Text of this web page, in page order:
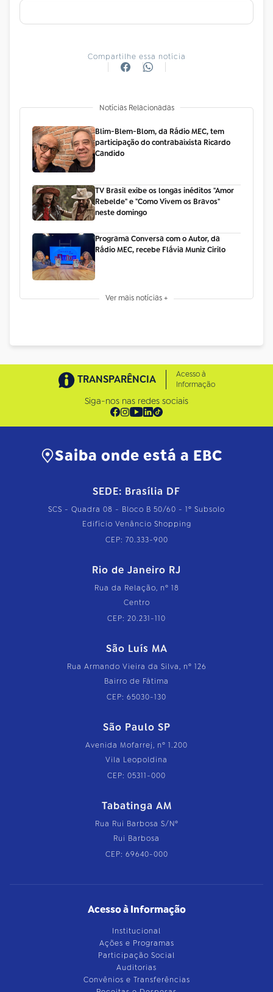
Compartilhe essa notícia
Notícias Relacionadas
Blim-Blem-Blom, da Rádio MEC, tem
participação do contrabaixista Ricardo
Candido
TV Brasil exibe os longas inéditos "Amor
Rebelde" e "Como Vivem os Bravos"
neste domingo
Programa Conversa com o Autor, da
Rádio MEC, recebe Flávia Muniz Cirilo
Ver mais notícias +
TRANSPARÊNCIA
Acesso à
Informação
Siga-nos nas redes sociais
Saiba onde está a EBC
SEDE: Brasília DF
SCS - Quadra 08 - Bloco B 50/60 - 1º Subsolo
Edifício Venâncio Shopping
CEP: 70.333-900
Rio de Janeiro RJ
Rua da Relação, nº 18
Centro
CEP: 20.231-110
São Luís MA
Rua Armando Vieira da Silva, nº 126
Bairro de Fátima
CEP: 65030-130
São Paulo SP
Avenida Mofarrej, nº 1.200
Vila Leopoldina
CEP: 05311-000
Tabatinga AM
Rua Rui Barbosa S/Nº
Rui Barbosa
CEP: 69640-000
Acesso à Informação
Institucional
Ações e Programas
Participação Social
Auditorias
Convênios e Transferências